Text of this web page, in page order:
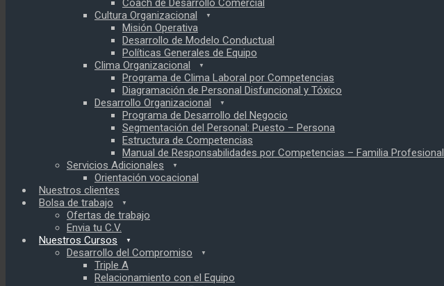
Coach de Desarrollo Comercial
Cultura Organizacional
Misión Operativa
Desarrollo de Modelo Conductual
Políticas Generales de Equipo
Clima Organizacional
Programa de Clima Laboral por Competencias
Diagramación de Personal Disfuncional y Tóxico
Desarrollo Organizacional
Programa de Desarrollo del Negocio
Segmentación del Personal: Puesto – Persona
Estructura de Competencias
Manual de Responsabilidades por Competencias – Familia Profesional
Servicios Adicionales
Orientación vocacional
Nuestros clientes
Bolsa de trabajo
Ofertas de trabajo
Envia tu C.V.
Nuestros Cursos
Desarrollo del Compromiso
Triple A
Relacionamiento con el Equipo